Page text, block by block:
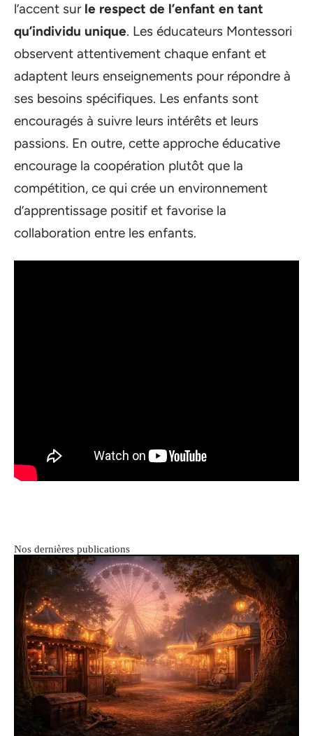
l’accent surle respect de l’enfant en tant
qu’individu unique. Les éducateurs Montessori
observent attentivement chaque enfant et
adaptent leurs enseignements pour répondre à
ses besoins spécifiques. Les enfants sont
encouragés à suivre leurs intérêts et leurs
passions. En outre, cette approche éducative
encourage la coopération plutôt que la
compétition, ce qui crée un environnement
d’apprentissage positif et favorise la
collaboration entre les enfants.
Nos dernières publications